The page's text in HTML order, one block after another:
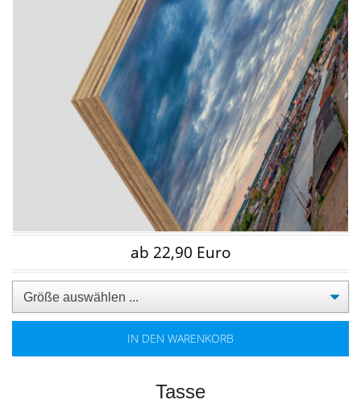
ab 22,90 Euro
IN DEN WARENKORB
Tasse